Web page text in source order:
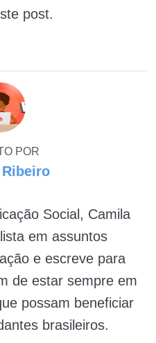
post.
POR
Social, Camila
em assuntos
e escreve para
de estar sempre em
possam beneficiar
brasileiros.